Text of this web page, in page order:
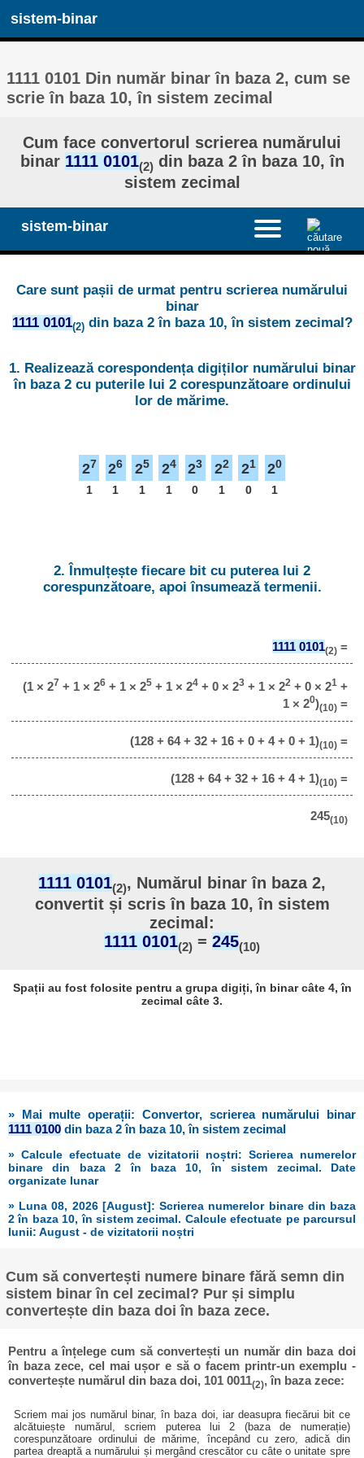
sistem-binar
1111 0101 Din număr binar în baza 2, cum se
scrie în baza 10, în sistem zecimal
Cum face convertorul scrierea numărului
binar 1111 0101(2) din baza 2 în baza 10, în
sistem zecimal
sistem-binar
Care sunt pașii de urmat pentru scrierea numărului
binar
1111 0101(2)din baza 2 în baza 10, în sistem zecimal?
1. Realizează corespondența digiților numărului binar
în baza 2 cu puterile lui 2 corespunzătoare ordinului
lor de mărime.
27
1
26
1
25
1
24
1
23
0
22
1
21
0
20
1
2. Înmulțește fiecare bit cu puterea lui 2
corespunzătoare, apoi însumează termenii.
1111 0101(2)=
(1 × 27 + 1 × 26+ 1 × 25+ 1 × 24+ 0 × 23+ 1 × 22+ 0 × 21+
1 × 20)(10)=
(128 + 64 + 32 + 16 + 0 + 4 + 0 + 1)(10)=
(128 + 64 + 32 + 16 + 4 + 1)(10)=
245(10)
1111 0101(2), Numărul binar în baza 2,
convertit și scris în baza 10, în sistem
zecimal:
1111 0101(2) = 245(10)
Spații au fost folosite pentru a grupa digiți, în binar câte 4, în
zecimal câte 3.
» Mai multe operații: Convertor, scrierea numărului binar
1111 0100 din baza 2 în baza 10, în sistem zecimal
» Calcule efectuate de vizitatorii noștri: Scrierea numerelor
binare din baza 2 în baza 10, în sistem zecimal. Date
organizate lunar
» Luna 08, 2026 [August]: Scrierea numerelor binare din baza
2 în baza 10, în sistem zecimal. Calcule efectuate pe parcursul
lunii: August - de vizitatorii noștri
Cum să convertești numere binare fără semn din
sistem binar în cel zecimal? Pur și simplu
convertește din baza doi în baza zece.
Pentru a înțelege cum să convertești un număr din baza doi
în baza zece, cel mai ușor e să o facem printr-un exemplu -
convertește numărul din baza doi, 101 0011(2), în baza zece:
Scriem mai jos numărul binar, în baza doi, iar deasupra fiecărui bit ce
alcătuiește numărul, scriem puterea lui 2 (baza de numerație)
corespunzătoare ordinului de mărime, începând cu zero, adică din
partea dreaptă a numărului și mergând crescător cu câte o unitate spre